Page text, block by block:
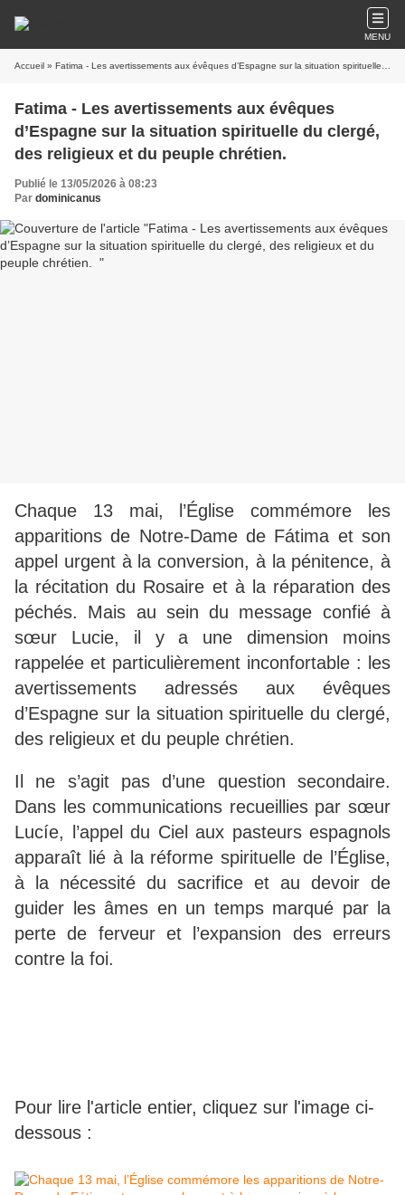
MENU
Accueil » Fatima - Les avertissements aux évêques d’Espagne sur la situation spirituelle du clergé, des religieux et du peuple chrétien.
Fatima - Les avertissements aux évêques
d’Espagne sur la situation spirituelle du clergé,
des religieux et du peuple chrétien.
Publié le 13/05/2026 à 08:23
Par dominicanus
Chaque 13 mai, l’Église commémore les
apparitions de Notre-Dame de Fátima et son
appel urgent à la conversion, à la pénitence, à
la récitation du Rosaire et à la réparation des
péchés. Mais au sein du message confié à
sœur Lucie, il y a une dimension moins
rappelée et particulièrement inconfortable : les
avertissements adressés aux évêques
d’Espagne sur la situation spirituelle du clergé,
des religieux et du peuple chrétien.
Il ne s’agit pas d’une question secondaire.
Dans les communications recueillies par sœur
Lucíe, l’appel du Ciel aux pasteurs espagnols
apparaît lié à la réforme spirituelle de l’Église,
à la nécessité du sacrifice et au devoir de
guider les âmes en un temps marqué par la
perte de ferveur et l’expansion des erreurs
contre la foi.
Pour lire l'article entier, cliquez sur l'image ci-
dessous :